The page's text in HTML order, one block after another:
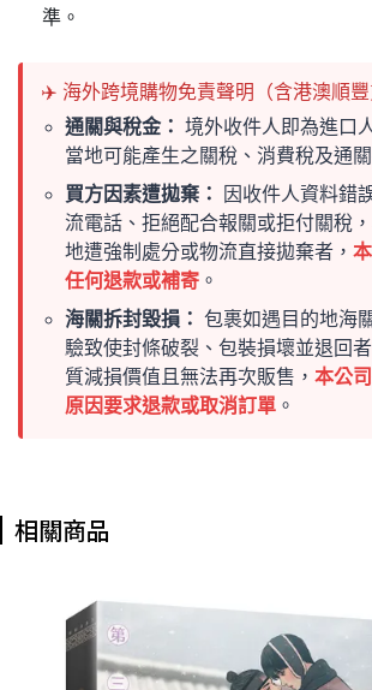
準。
✈️ 海外跨境購物免責聲明（含港澳順豐
通關與稅金： 境外收件人即為進口
當地可能產生之關稅、消費稅及通
買方因素遭拋棄：
因收件人資料錯
流電話、拒絕配合報關或拒付關稅
地遭強制處分或物流直接拋棄者，
任何退款或補寄 。
海關拆封毀損： 包裹如遇目的地海
驗致使封條破裂、包裝損壞並退回
質減損價值且無法再次販售， 本公
原因要求退款或取消訂單 。
相關商品